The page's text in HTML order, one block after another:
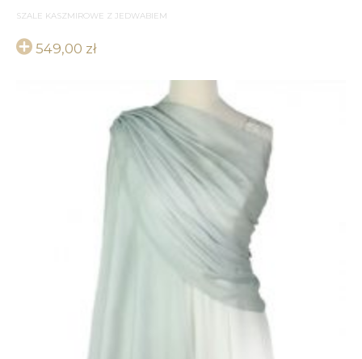
SZALE KASZMIROWE Z JEDWABIEM
549,00 zł